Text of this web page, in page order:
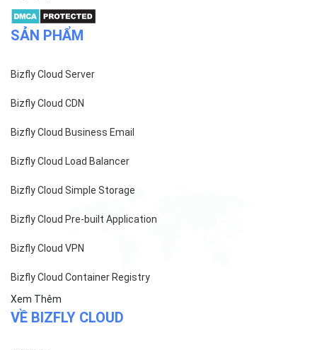
SẢN PHẨM
Bizfly Cloud Server
Bizfly Cloud CDN
Bizfly Cloud Business Email
Bizfly Cloud Load Balancer
Bizfly Cloud Simple Storage
Bizfly Cloud Pre-built Application
Bizfly Cloud VPN
Bizfly Cloud Container Registry
Xem Thêm
VỀ BIZFLY CLOUD